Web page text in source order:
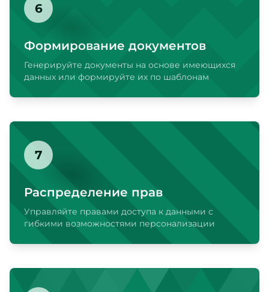
6
Формирование документов
Генерируйте документы на основе имеющихся
данных или формируйте их по шаблонам
7
Распределение прав
Управляйте правами доступа к данными с
гибкими возможностями персонализации